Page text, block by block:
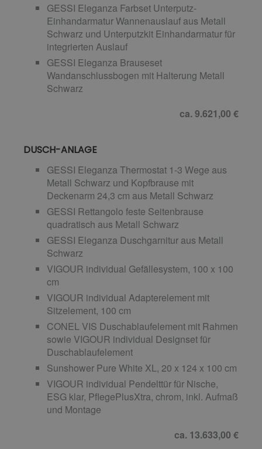
GESSI Eleganza Farbset Unterputz-
Einhandarmatur Wannenauslauf aus Metall
Schwarz und Unterputzkit Einhandarmatur für
integrierten Auslauf
GESSI Eleganza Brauseset
Wandanschlussbogen mit Halterung Metall
Schwarz
ca. 9.621,00 €
DUSCH-ANLAGE
GESSI Eleganza Thermostat 1-3 Wege aus
Metall Schwarz und Kopfbrause mit
Deckenarm 24,3 cm aus Metall Schwarz
GESSI Rettangolo feste Seitenbrause
quadratisch aus Metall Schwarz
GESSI Eleganza Duschgarnitur aus Metall
Schwarz
VIGOUR individual Gefällesystem, 100 x 100
cm
VIGOUR individual Adapterelement mit
Sitzelement, 100 cm
CONEL VIS Duschablaufelement mit Rahmen
sowie VIGOUR individual Designset für
Duschablaufelement
Sunshower Pure White XL, 20 x 124 x 100 cm
VIGOUR individual Pendelttür für Nische,
ESG klar, PflegePlusXtra, chrom, inkl. Aufmaß
und Montage
ca. 13.633,00 €